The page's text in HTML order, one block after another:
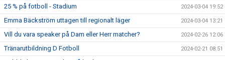
25 % på fotboll - Stadium 2024-03-04 19:52
Emma Bäckström uttagen till regionalt läger 2024-03-04 13:21
Vill du vara speaker på Dam eller Herr matcher? 2024-02-26 12:06
Tränarutbildning D Fotboll 2024-02-21 08:51